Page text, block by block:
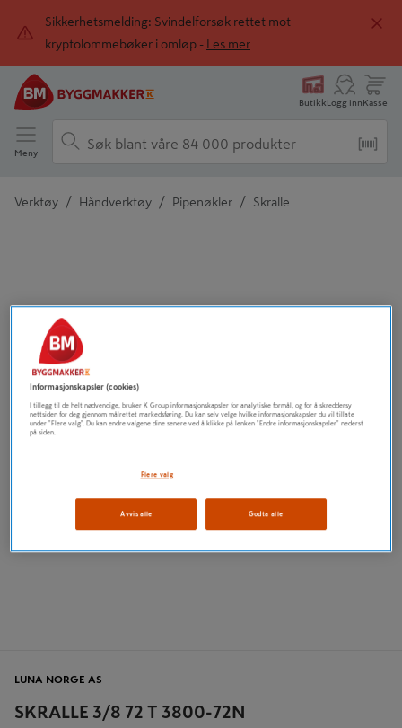
Sikkerhetsmelding: Svindelforsøk rettet mot
kryptolommebøker i omløp -
Les mer
ButikkLogg innKasse
Meny
Verktøy / Håndverktøy / Pipenøkler / Skralle
SKRALLE 3/8 72 T 3800-72N
LUNA NORGE AS
Informasjonskapsler (cookies)
I tillegg til de helt nødvendige, bruker K Group informasjonskapsler for analytiske formål, og for å skreddersy
nettsiden for deg gjennom målrettet markedsføring. Du kan selv velge hvilke informasjonskapsler du vil tillate
under "Flere valg". Du kan endre valgene dine senere ved å klikke på lenken "Endre informasjonskapsler" nederst
på siden.
Flere valg
Avvis alle Godta alle